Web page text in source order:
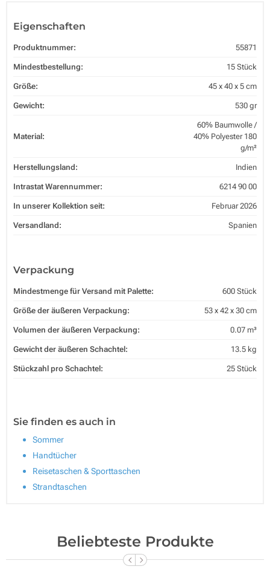
Eigenschaften
Produktnummer: 55871
Mindestbestellung: 15 Stück
Größe: 45 x 40 x 5 cm
Gewicht: 530 gr
Material:
60% Baumwolle /
40% Polyester 180
g/m²
Herstellungsland: Indien
Intrastat Warennummer: 6214 90 00
In unserer Kollektion seit: Februar 2026
Versandland: Spanien
Verpackung
Mindestmenge für Versand mit Palette: 600 Stück
Größe der äußeren Verpackung: 53 x 42 x 30 cm
Volumen der äußeren Verpackung: 0.07 m³
Gewicht der äußeren Schachtel: 13.5 kg
Stückzahl pro Schachtel: 25 Stück
Sie finden es auch in
Sommer
Handtücher
Reisetaschen & Sporttaschen
Strandtaschen
Beliebteste Produkte